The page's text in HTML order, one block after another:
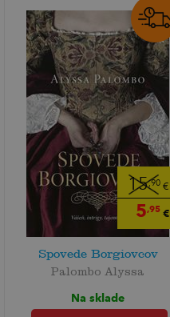
15,90€
5,95€
Spovede Borgiovcov
Palombo Alyssa
Na sklade